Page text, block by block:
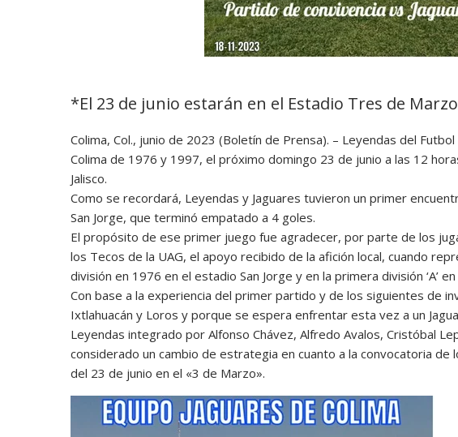
*El 23 de junio estarán en el Estadio Tres de Marzo
Colima, Col., junio de 2023 (Boletín de Prensa). – Leyendas del
Colima de 1976 y 1997, el próximo domingo 23 de junio a las 12
Jalisco.
Como se recordará, Leyendas y Jaguares tuvieron un primer
San Jorge, que terminó empatado a 4 goles.
El propósito de ese primer juego fue agradecer, por parte de los
los Tecos de la UAG, el apoyo recibido de la afición local, cuando
división en 1976 en el estadio San Jorge y en la primera división ‘A’
Con base a la experiencia del primer partido y de los siguientes de
Ixtlahuacán y Loros y porque se espera enfrentar esta vez a un
Leyendas integrado por Alfonso Chávez, Alfredo Avalos, Cristóbal
considerado un cambio de estrategia en cuanto a la convocatoria
del 23 de junio en el «3 de Marzo».